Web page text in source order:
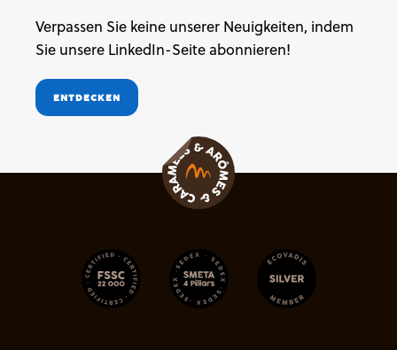
Verpassen Sie keine unserer Neuigkeiten, indem
Sie unsere LinkedIn-Seite abonnieren!
ENTDECKEN